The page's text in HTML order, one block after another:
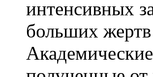
интенсивных
больших